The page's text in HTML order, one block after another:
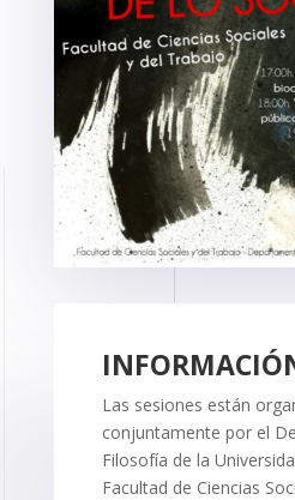
Las sesiones están
conjuntamente por el
Filosofía de la
Facultad de Ciencias